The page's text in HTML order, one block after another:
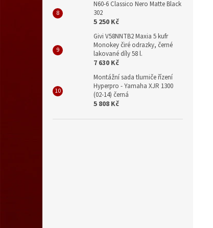
N60-6 Classico Nero Matte Black
302
5 250 Kč
Givi V58NNTB2 Maxia 5 kufr
Monokey čiré odrazky, černé
lakované díly 58 l.
7 630 Kč
Montážní sada tlumiče řízení
Hyperpro - Yamaha XJR 1300
(02-14) černá
5 808 Kč